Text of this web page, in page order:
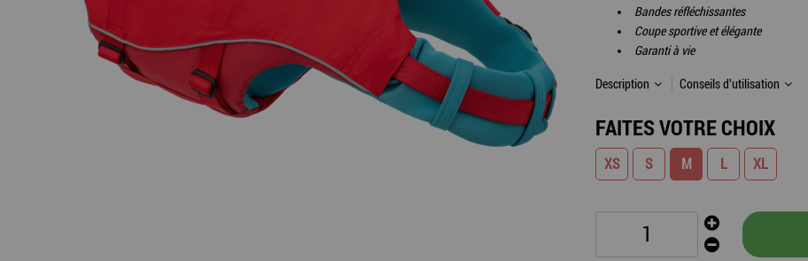
Bandes réfléchissantes
Coupe sportive et élégante
Garanti à vie
Description Conseils d'utilisation
FAITES VOTRE CHOIX
XS S M L XL